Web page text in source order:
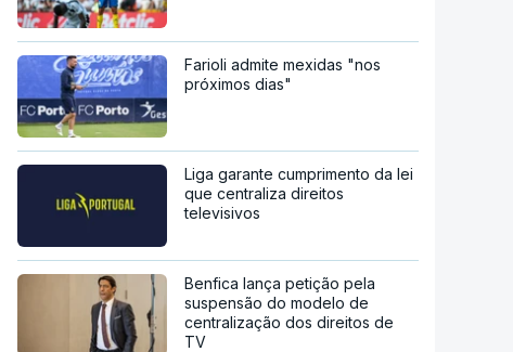
Farioli admite mexidas "nos
próximos dias"
Liga garante cumprimento da lei
que centraliza direitos
televisivos
Benfica lança petição pela
suspensão do modelo de
centralização dos direitos de
TV